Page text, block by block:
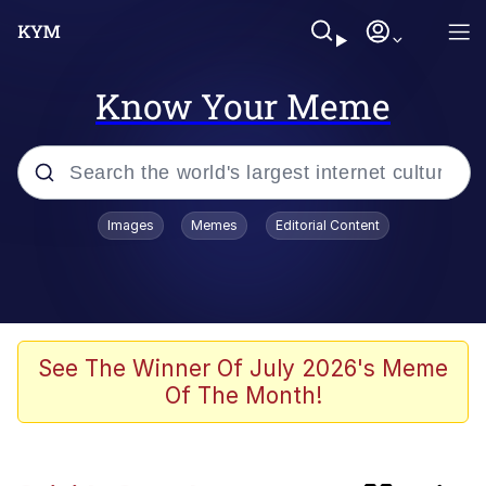
Know Your Meme
Popular searches
Memes
Jordan Peele's Obama Meet & Greet
Images Memes Editorial Content
See The Winner Of July 2026's Meme
Of The Month!